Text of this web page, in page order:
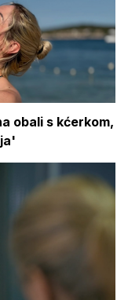
obali s kćerkom,